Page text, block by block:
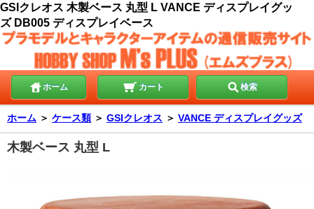
GSIクレオス 木製ベース 丸型 L VANCE ディスプレイグッ
ズ DB005 ディスプレイベース
ホーム カート 検索
ホーム ＞ ケース類 ＞ GSIクレオス ＞ VANCE ディスプレイグッズ
木製ベース 丸型 L